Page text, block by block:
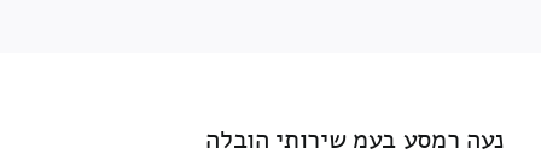
נעה רמסע בעמ שירותי הובלה